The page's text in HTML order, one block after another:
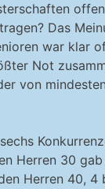
Das
war klar
Not
von
Herren 30
Herren 40, 4